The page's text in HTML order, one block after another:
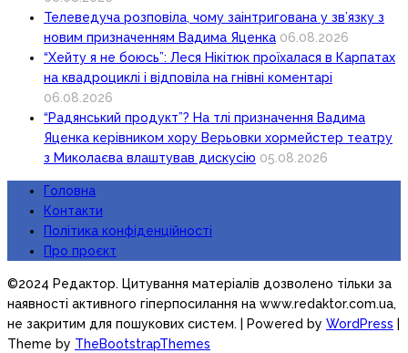
Телеведуча розповіла, чому заінтригована у зв’язку з
новим призначенням Вадима Яценка 06.08.2026
“Хейту я не боюсь”: Леся Нікітюк проїхалася в Карпатах
на квадроциклі і відповіла на гнівні коментарі
06.08.2026
“Радянський продукт”? На тлі призначення Вадима
Яценка керівником хору Верьовки хормейстер театру
з Миколаєва влаштував дискусію 05.08.2026
Головна
Контакти
Політика конфіденційності
Про проєкт
©2024 Редактор. Цитування матеріалів дозволено тільки за
наявності активного гіперпосилання на www.redaktor.com.ua,
не закритим для пошукових систем. | Powered by WordPress
Theme by TheBootstrapThemes